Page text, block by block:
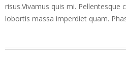
risus.Vivamus quis mi.
lobortis massa imperdiet quam.